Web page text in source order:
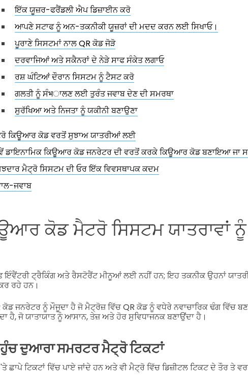
ਇੱਕ ਯੂਜ਼ਰ-ਫਰੈਂਡਲੀ ਐਪ ਡਿਜ਼ਾਈਨ ਕਰੋ
ਆਪਣੇ ਸਟਾਫ ਨੂੰ ਅਨ-ਤਕਨੀਕੀ ਯੂਜ਼ਰਾਂ ਦੀ ਮਦਦ ਕਰਨ ਲਈ ਸਿਖਾਓ।
ਪੂਰਾਣੇ ਸਿਸਟਮਾਂ ਨਾਲ QR ਕੋਡ ਜੋੜੋ
ਦਰਵਾਜਿਆਂ ਅਤੇ ਸਕੈਨਰਾਂ ਦੇ ਨੇੜੇ ਸਾਫ ਸੰਕੇਤ ਲਗਾਓ
ਰਸ਼ ਘੰਟਿਆਂ ਦੌਰਾਨ ਸਿਸਟਮ ਨੂੰ ਟੈਸਟ ਕਰੋ
ਗਲਤੀ ਨੂੰ ਸੰभਾਲਣ ਲਈ ਤੁਰੰਤ ਜਵਾਬ ਦੇਣ ਦੀ ਸਮਰਥਾ
ਸੁਰੱਖਿਆ ਅਤੇ ਨਿਜਤਾ ਨੂੰ ਯਕੀਨੀ ਬਣਾਉਣਾ
ਕਿਊਆਰ ਕੋਡ ਵਰਤੋਂ ਸੁਝਾਅ ਯਾਤਰੀਆਂ ਲਈ
ਡਾਇਨਾਮਿਕ ਕਿਊਆਰ ਕੋਡ ਜਨਰੇਟਰ ਦੀ ਵਰਤੋਂ ਕਰਕੇ ਕਿਊਆਰ ਕੋਡ ਬਣਾਇਆ ਜਾ
ਮੈਟ੍ਰੋ ਸਿਸਟਮ ਦੀ ਓਰ ਇੱਕ ਵਿਵਸਥਾਪਕ ਕਦਮ
ਜਵਾਬ
ਕੋਡ ਮੈਟਰੋ ਸਿਸਟਮ ਯਾਤਰਾਵਾਂ
ਇੰਵੈਂਟਰੀ ਟ੍ਰੈਕਿੰਗ ਅਤੇ ਰੈਸਟੋਰੈਂਟ ਮੀਨੂਆਂ ਲਈ ਨਹੀਂ ਹਨ; ਇਹ ਤਕਨੀਕ ਉਹਨਾਂ
ਰਹੇ ਹਨ।
ਜਨਰੇਟਰ ਨੂੰ ਮੌਜੂਦਾ ਹੈ ਜੋ ਮੈਟ੍ਰੋਜ਼ ਵਿੱਚ QR ਕੋਡ ਨੂੰ ਵਧੇਰੇ ਨਵਾਚਾਰਿਕ ਢੰਗ ਵਿੱਚ
ਹੈ, ਜੋ ਯਾਤਾਯਾਤ ਨੂੰ ਆਸਾਨ, ਤੇਜ਼ ਅਤੇ ਹੋਰ ਸੁਵਿਧਾਜਨਕ ਬਣਾਉਂਦਾ ਹੈ।
ਦੁਆਰਾ ਸਮਰਟਰ ਮੈਟ੍ਰੋ ਟਿਕਟਾਂ
ਛਾਪੇ ਟਿਕਟਾਂ ਵਿੱਚ ਪਾਏ ਜਾਂਦੇ ਹਨ ਅਤੇ ਵੀ ਮੈਟ੍ਰੋ ਵਿੱਚ ਡਿਜ਼ੀਟਲ ਟਿਕਟ ਦੇ ਤੌਰ ਤੇ